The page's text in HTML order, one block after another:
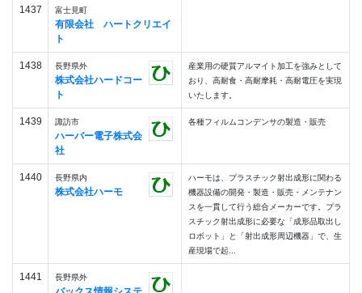
1437 富士見町
有限会社 ハートクリエイ
ト
1438 長野県外
株式会社ハードコー
ト
産業用の硬質アルマイト加工を強みとして
おり、高耐食・高耐摩耗・高耐電圧を実現
いたします。
1439 諏訪市
ハーバー電子株式会
社
各種フィルムコンデンサの製造・販売
1440 長野県内
株式会社ハーモ
ハーモは、プラスチック射出成形に関わる
機器設備の開発・製造・販売・メンテナン
スを一貫して行う総合メーカーです。プラ
スチック射出成形に必要な「成形品取出し
ロボット」と「射出成形周辺機器」で、生
産現場で起...
1441 長野県外